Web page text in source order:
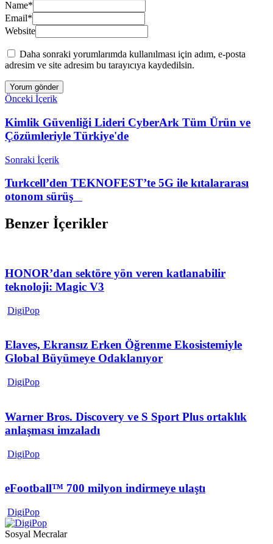
Name*
Email*
Website
Daha sonraki yorumlarımda kullanılması için adım, e-posta
adresim ve site adresim bu tarayıcıya kaydedilsin.
Önceki İçerik
Kimlik Güvenliği Lideri CyberArk Tüm Ürün ve
Çözümleriyle Türkiye'de
Sonraki İçerik
Turkcell’den TEKNOFEST’te 5G ile kıtalararası
otonom sürüş
Benzer İçerikler
HONOR’dan sektöre yön veren katlanabilir
teknoloji: Magic V3
DigiPop
Elaves, Ekransız Erken Öğrenme Ekosistemiyle
Global Büyümeye Odaklanıyor
DigiPop
Warner Bros. Discovery ve S Sport Plus ortaklık
anlaşması imzaladı
DigiPop
eFootball™ 700 milyon indirmeye ulaştı
DigiPop
Sosyal Mecralar